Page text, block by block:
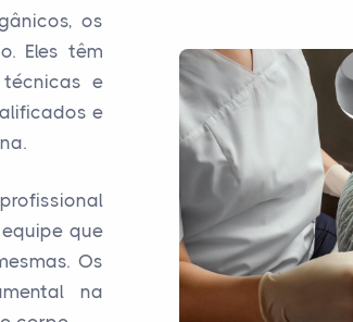
os
Eles têm
e
e
que
Os
na